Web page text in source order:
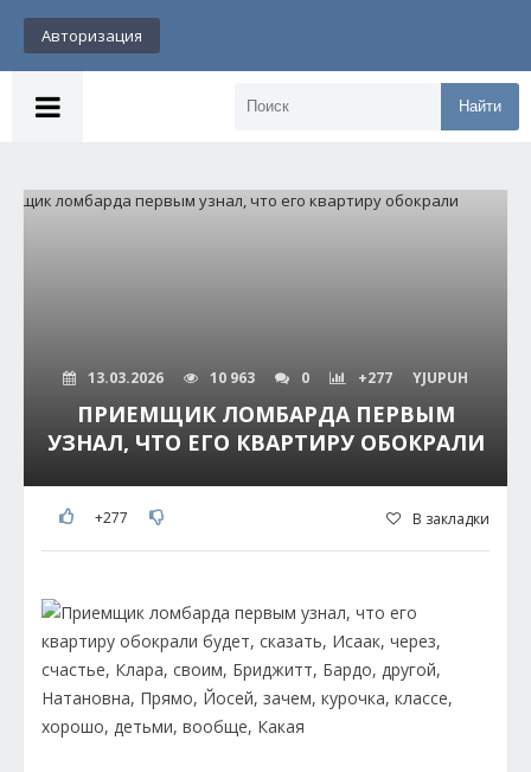
Авторизация
Найти
13.03.2026 10 963 0 +277 YJUPUH
ПРИЕМЩИК ЛОМБАРДА ПЕРВЫМ
УЗНАЛ, ЧТО ЕГО КВАРТИРУ ОБОКРАЛИ
+277 В закладки